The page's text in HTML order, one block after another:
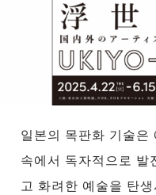
일본의 목판화 기술
속에서 독자적으로 발
고 화려한 예술을 탄